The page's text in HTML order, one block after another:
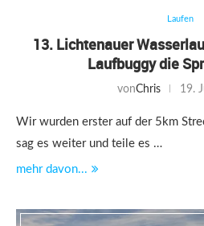
Laufen
13. Lichtenauer
Laufbuggy die
vonChris 19.
Wir wurden erster auf der 5km
sag es weiter und teile es …
mehr davon...